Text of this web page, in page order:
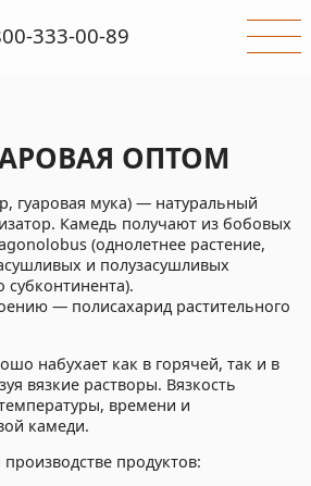
ОПТОМ
гуаровая мука) — натуральный
Камедь получают из бобовых
(однолетнее растение,
и полузасушливых
субконтинента).
— полисахарид растительного
набухает как в горячей, так и в
вязкие растворы. Вязкость
времени и
камеди.
продуктов:
333-00-89